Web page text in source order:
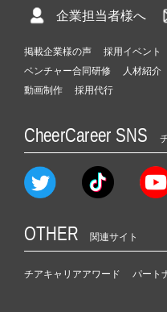
企業担当者様へ
掲載企業様の声 採用イベント
ベンチャー合同研修
人材紹介
動画制作
採用代行
CheerCareer SNS
OTHER 関連サイト
チアキャリアアワード パート